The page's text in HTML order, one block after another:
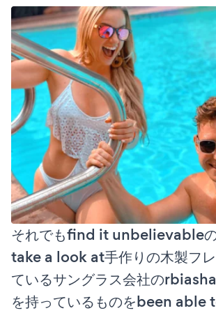
それでもfind it unbelievableの
take a look at手作りの木製フ
ているサングラス会社の
を持っているものをbeen able